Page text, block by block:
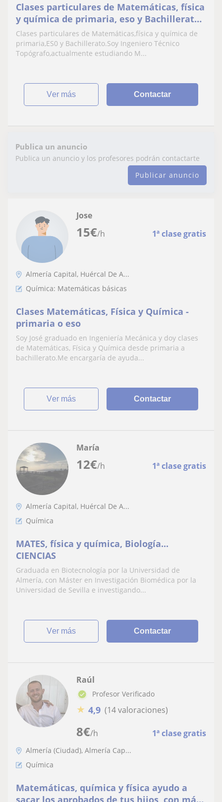
Clases particulares de Matemáticas, física
y química de primaria, eso y Bachillerato
en la casa del alumno u online
Clases particulares de Matemáticas,física y química de
primaria,ES0 y Bachillerato.Soy Ingeniero Técnico
Topógrafo,actualmente estudiando M...
ver más Contactar
Publica un anuncio
Publica un anuncio y los profesores podrán contactarte
Publicar anuncio
15€/h 1ª clase gratis
Jose
Almería Capital, Huércal De A...
Química: Matemáticas básicas
Clases Matemáticas, Física y Química -
primaria o eso
Soy José graduado en Ingeniería Mecánica y doy clases
de Matemáticas, Física y Química desde primaria a
bachillerato.Me encargaría de ayuda...
ver más Contactar
12€/h 1ª clase gratis
María
Almería Capital, Huércal De A...
Química
MATES, física y química, Biología...
CIENCIAS
Graduada en Biotecnología por la Universidad de
Almería, con Máster en Investigación Biomédica por la
Universidad de Sevilla e investigando...
ver más Contactar
8€/h 1ª clase gratis
Raúl
Profesor Verificado
★ 4,9 (14 valoraciones)
Almería (Ciudad), Almería Cap...
Química
Matemáticas, química y física ayudo a
sacar los aprobados de tus hijos, con más